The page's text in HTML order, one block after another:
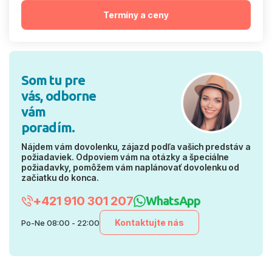
Termíny a ceny
Som tu pre
vás, odborne
vám
poradím.
Nájdem vám dovolenku, zájazd podľa vašich predstáv a
požiadaviek. Odpoviem vám na otázky a špeciálne
požiadavky, pomôžem vám naplánovať dovolenku od
začiatku do konca.
+421 910 301 207 WhatsApp
Po-Ne 08:00 - 22:00 Kontaktujte nás